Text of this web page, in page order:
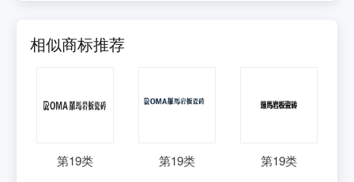
相似商标推荐
第19类 第19类 第19类